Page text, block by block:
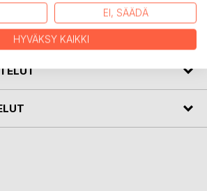
EI, SÄÄDÄ
HYVÄKSY KAIKKI